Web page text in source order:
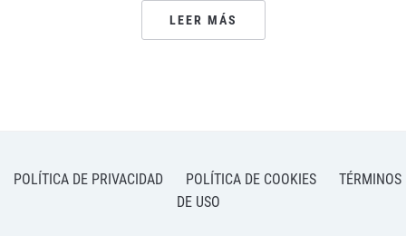
LEER MÁS
POLÍTICA DE PRIVACIDAD POLÍTICA DE COOKIES
TÉRMINOS
DE USO